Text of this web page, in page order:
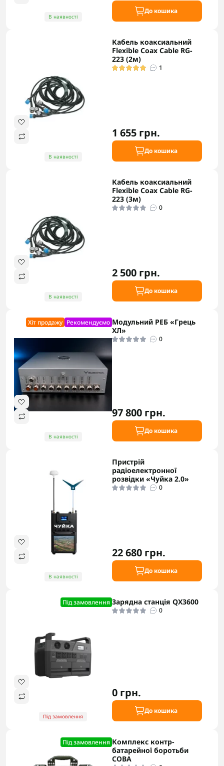
В наявності
До кошика
В наявності
Кабель коаксиальний
Flexible Coax Cable RG-
223 (2м)
1
1 655 грн.
До кошика
В наявності
Кабель коаксиальний
Flexible Coax Cable RG-
223 (3м)
0
2 500 грн.
До кошика
Хіт продажу Рекомендуємо
В наявності
Модульний РЕБ «Грець
ХЛ»
0
97 800 грн.
До кошика
В наявності
Пристрій
радіоелектронної
розвідки «Чуйка 2.0»
0
22 680 грн.
До кошика
Під замовлення
Під замовлення
Зарядна станція QX3600
0
0 грн.
До кошика
Під замовлення Комплекс контр-
батарейної боротьби
СОВА